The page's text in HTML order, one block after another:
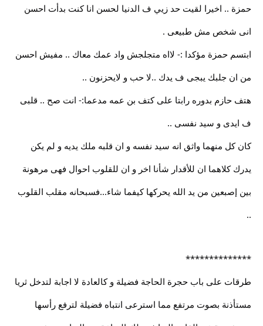
حمزة .. اخيرا لقيت حد زيي ف الدنيا لحسن انا كنت بدأت احسن
انى شخص مش طبيعى .
ابتسم حمزة مؤكدا :- لااه متجلجش واد عمك معاك .. مفيش احسن
من ان جلبك يبجى ف يدك ..لا حب و لايحزنون ..
هتف حازم بدوره رابتا على كتف بن عمه مدعما:- انت صح .. قلبى
ف ايدى و سيد نفسى ..
كان كل منهما واثق انه سيد نفسه و ان قلبه ملك يديه و لم يكن
يدرك كلاهما ان للأقدار شأنا اخر و ان للقلوب احوال فهى مرهونة
بين إصبعين من يد الله يحركها كيفما شاء...فسبحانه مقلب القلوب
..
**************
طرقات على باب حجرة الحاجة فضيلة و كالعادة لا اجابة لتدخل ثريا
مستأذنة بصوت مرتفع مما استرعى انتباه فضيلة لترفع رأسها